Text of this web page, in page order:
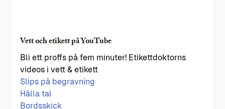
Vett och etikett på YouTube
Bli ett proffs på fem minuter! Etikettdoktorns
videos i vett & etikett
Slips på begravning
Hålla tal
Bordsskick